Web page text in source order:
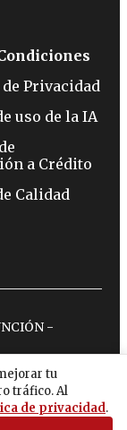
tu
tráfico. Al
de privacidad.
Privacidad
uso de la IA
a Crédito
Calidad
-